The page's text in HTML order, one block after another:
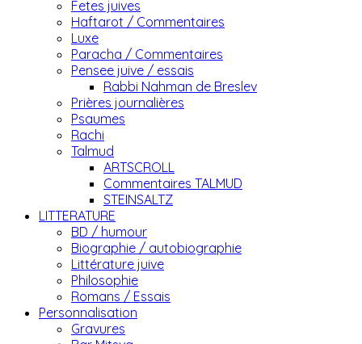
Fetes juives
Haftarot / Commentaires
Luxe
Paracha / Commentaires
Pensee juive / essais
Rabbi Nahman de Breslev
Prières journalières
Psaumes
Rachi
Talmud
ARTSCROLL
Commentaires TALMUD
STEINSALTZ
LITTERATURE
BD / humour
Biographie / autobiographie
Littérature juive
Philosophie
Romans / Essais
Personnalisation
Gravures